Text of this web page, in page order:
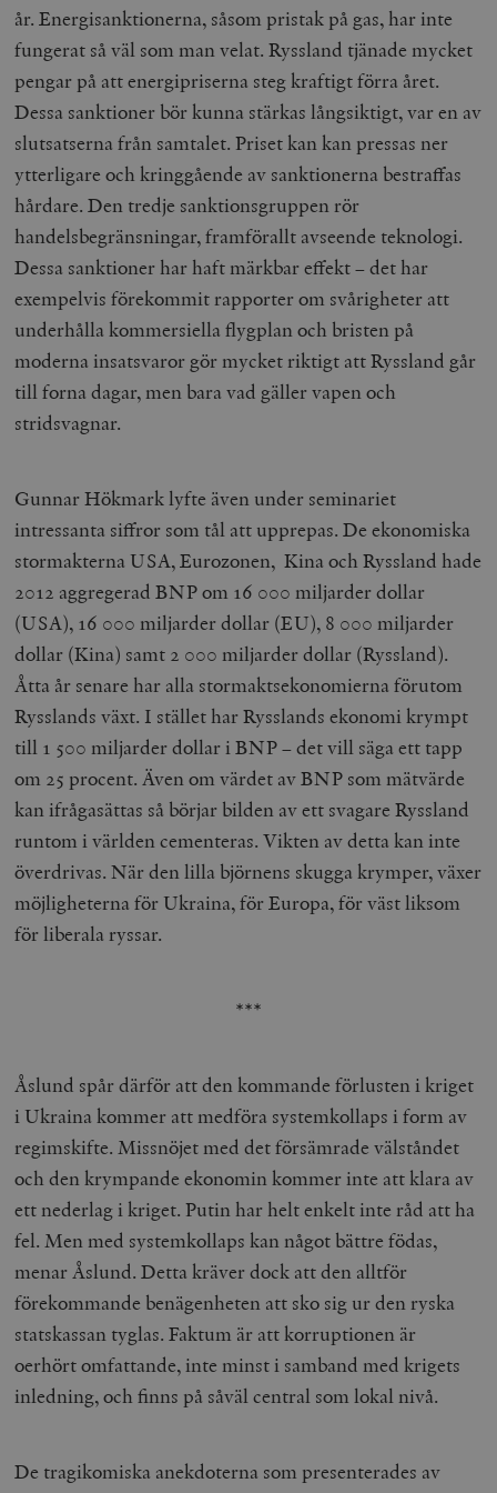
år. Energisanktionerna, såsom pristak på gas, har inte
fungerat så väl som man velat. Ryssland tjänade mycket
pengar på att energipriserna steg kraftigt förra året.
Dessa sanktioner bör kunna stärkas långsiktigt, var en av
slutsatserna från samtalet. Priset kan kan pressas ner
ytterligare och kringgående av sanktionerna bestraffas
hårdare. Den tredje sanktionsgruppen rör
handelsbegränsningar, framförallt avseende teknologi.
Dessa sanktioner har haft märkbar effekt – det har
exempelvis förekommit rapporter om svårigheter att
underhålla kommersiella flygplan och bristen på
moderna insatsvaror gör mycket riktigt att Ryssland går
till forna dagar, men bara vad gäller vapen och
stridsvagnar.
Gunnar Hökmark lyfte även under seminariet
intressanta siffror som tål att upprepas. De ekonomiska
stormakterna USA, Eurozonen, Kina och Ryssland hade
2012 aggregerad BNP om 16 000 miljarder dollar
(USA), 16 000 miljarder dollar (EU), 8 000 miljarder
dollar (Kina) samt 2 000 miljarder dollar (Ryssland).
Åtta år senare har alla stormaktsekonomierna förutom
Rysslands växt. I stället har Rysslands ekonomi krympt
till 1 500 miljarder dollar i BNP – det vill säga ett tapp
om 25 procent. Även om värdet av BNP som mätvärde
kan ifrågasättas så börjar bilden av ett svagare Ryssland
runtom i världen cementeras. Vikten av detta kan inte
överdrivas. När den lilla björnens skugga krymper, växer
möjligheterna för Ukraina, för Europa, för väst liksom
för liberala ryssar.
***
Åslund spår därför att den kommande förlusten i kriget
i Ukraina kommer att medföra systemkollaps i form av
regimskifte. Missnöjet med det försämrade välståndet
och den krympande ekonomin kommer inte att klara av
ett nederlag i kriget. Putin har helt enkelt inte råd att ha
fel. Men med systemkollaps kan något bättre födas,
menar Åslund. Detta kräver dock att den alltför
förekommande benägenheten att sko sig ur den ryska
statskassan tyglas. Faktum är att korruptionen är
oerhört omfattande, inte minst i samband med krigets
inledning, och finns på såväl central som lokal nivå.
De tragikomiska anekdoterna som presenterades av